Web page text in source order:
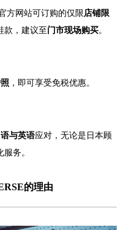
方网站可订购的仅限店铺限
款，建议至 门市现场购买。
，即可享受免税优惠。
语与英语应对，无论是日本顾
务。
的理由